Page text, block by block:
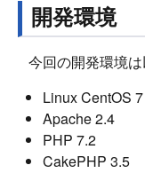
開発環境
今回の開発環境は
Linux CentOS 7
Apache 2.4
PHP 7.2
CakePHP 3.5